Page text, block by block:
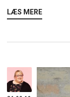
LÆS MERE